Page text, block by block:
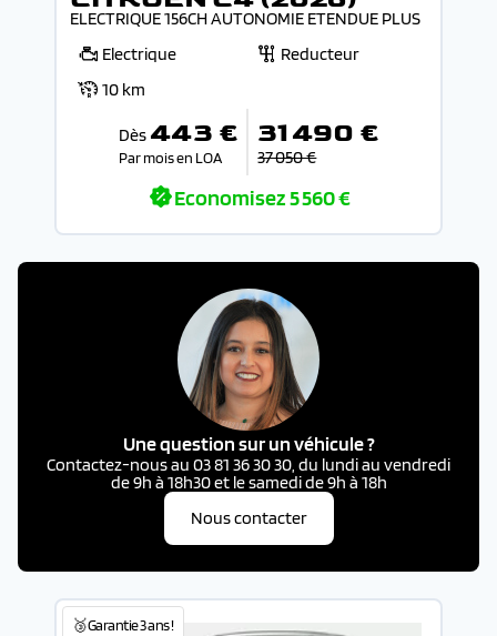
ELECTRIQUE 156CH AUTONOMIE ETENDUE PLUS
Electrique
Reducteur
10 km
Dès 443 €
Par mois en LOA
31 490 €
37 050 €
Economisez5 560 €
Une question sur un véhicule ?
Contactez-nous au 03 81 36 30 30, du lundi au vendredi
de 9h à 18h30 et le samedi de 9h à 18h
Nous contacter
🥉Garantie 3 ans !